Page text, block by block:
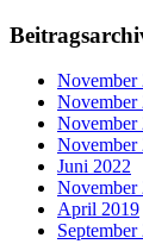
November
November
November
November
Juni 2022
November
April 2019
September